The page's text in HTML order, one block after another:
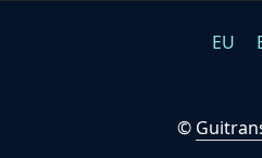
EU
©